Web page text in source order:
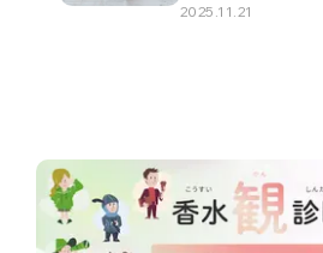
2025.11.21